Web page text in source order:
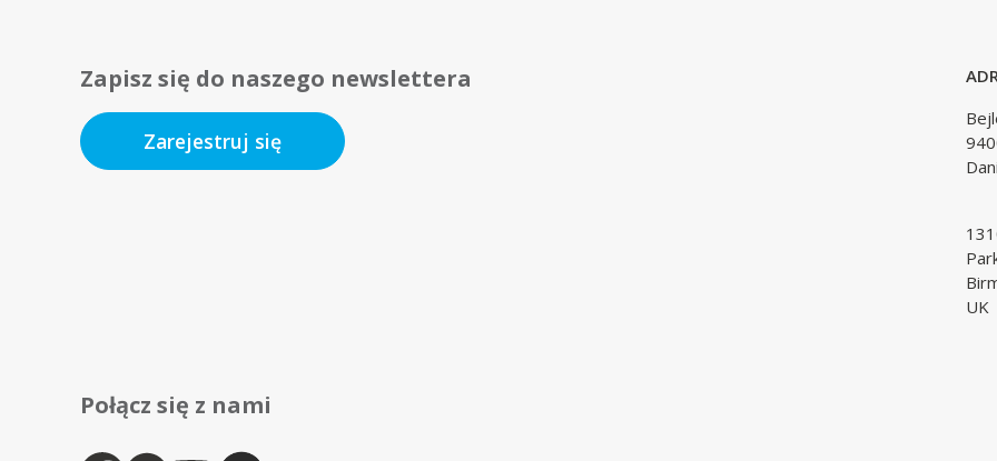
Zapisz się do naszego newslettera
Zarejestruj się
UK
Połącz się z nami